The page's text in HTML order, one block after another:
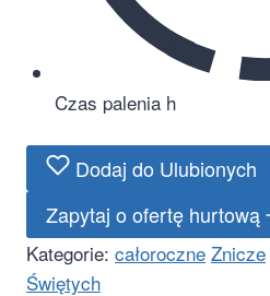
Czas paleniah
Dodaj do Ulubionych
Zapytaj o ofertę hurtową
Kategorie: całoroczne Znicze
Świętych